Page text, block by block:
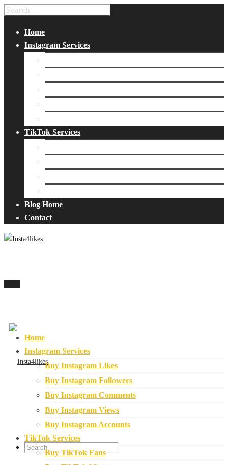
Home
Instagram Services
TikTok Services
Blog Home
Contact
Home
Instagram Services
Buy Instagram Likes
Buy Instagram Followers
Buy Instagram Comments
Buy Instagram Views
Buy Instagram Accounts
TikTok Services
Buy TikTok Fans